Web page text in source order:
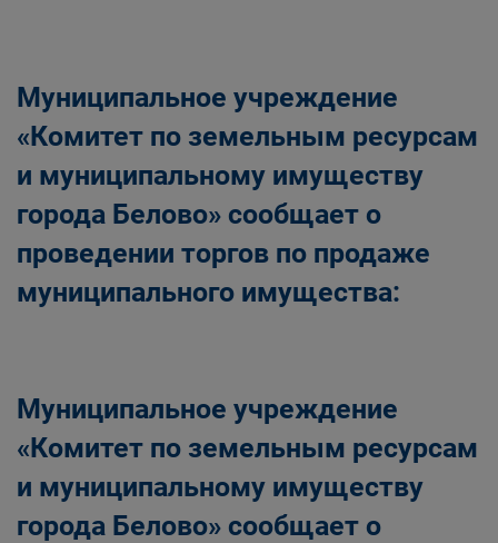
Муниципальное учреждение
«Комитет по земельным ресурсам
и муниципальному имуществу
города Белово» сообщает о
проведении торгов по продаже
муниципального имущества:
Муниципальное учреждение
«Комитет по земельным ресурсам
и муниципальному имуществу
города Белово» сообщает о